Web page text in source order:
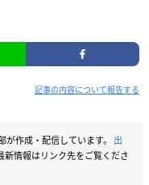
記事の内容について報告する
が作成・配信しています。 出
新情報はリンク先をご覧くださ